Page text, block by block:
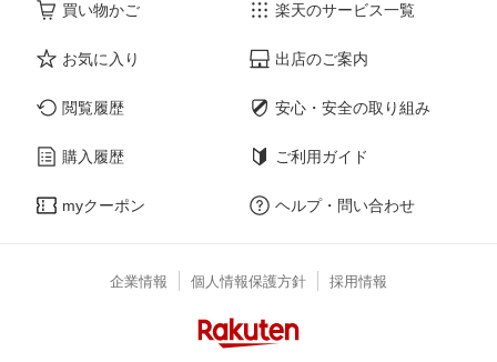
買い物かご
お気に入り
閲覧履歴
購入履歴
myクーポン
楽天のサービス一覧
出店のご案内
安心・安全の取り組み
ご利用ガイド
ヘルプ・問い合わせ
企業情報 個人情報保護方針 採用情報